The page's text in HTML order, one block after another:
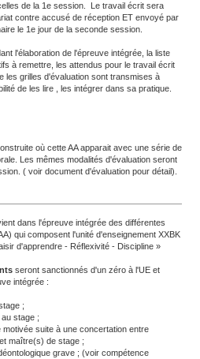
de la 1e session. Le travail écrit sera
contre accusé de réception ET envoyé par
le 1e jour de la seconde session.
l'élaboration de l'épreuve intégrée, la liste
à remettre, les attendus pour le travail écrit
les grilles d'évaluation sont transmises à
de les lire , les intégrer dans sa pratique.
où cette AA apparait avec une série de
Les mêmes modalités d'évaluation seront
( voir document d'évaluation pour détail).
dans l'épreuve intégrée des différentes
qui composent l'unité d'enseignement XXBK
d'apprendre - Réflexivité - Discipline »
seront sanctionnés d'un zéro à l'UE et
intégrée :
;
stage ;
suite à une concertation entre
maître(s) de stage ;
grave ; (voir compétence